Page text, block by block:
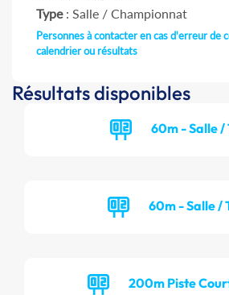
Type: Salle / Championnat
Personnes à contacter en cas d'erreur de
calendrier ou résultats
Résultats disponibles
60m - Salle /
60m - Salle /
200m Piste